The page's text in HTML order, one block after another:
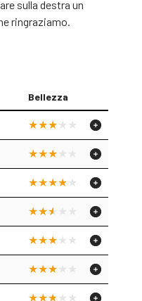
sulla destra un
ringraziamo.
Bellezza